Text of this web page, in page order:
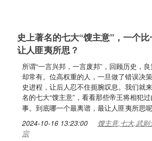
史上著名的七大“馊主意”，一个
让人匪夷所思？
所谓“一言兴邦，一言废邦”，回顾历史，
却常有。位高权重的人，一旦做了错误决
史进程，让后人忍不住扼腕叹息。我们就
名的七大“馊主意”，看看那些帝王将相犯
事。到底哪一个最离谱，最让人匪夷所思
2024-10-16 13:23:00
馊主意,七大,武
宗